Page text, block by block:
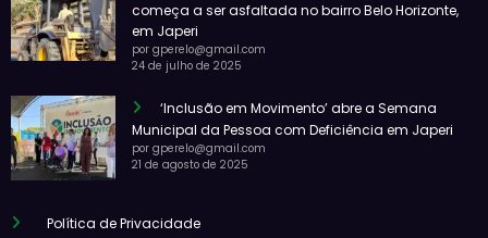
começa a ser asfaltada no bairro Belo Horizonte,
em Japeri
por gperelo@gmail.com
24 de julho de 2025
‘Inclusão em Movimento’ abre a Semana
Municipal da Pessoa com Deficiência em Japeri
por gperelo@gmail.com
21 de agosto de 2025
Política de Privacidade